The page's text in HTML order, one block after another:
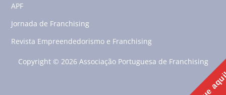
APF
Jornada de Franchising
Revista Empreendedorismo e Franchising
Copyright © 2026 Associação Portuguesa de Franchising